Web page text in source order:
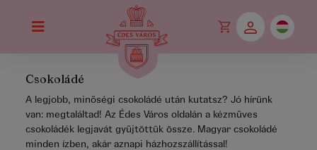
Csokoládé
A legjobb, minőségi csokoládé után kutatsz? Jó hírünk
van: megtaláltad! Az Édes Város oldalán a kézműves
csokoládék legjavát gyűjtöttük össze. Magyar csokoládé
minden ízben, akár aznapi házhozszállítással!